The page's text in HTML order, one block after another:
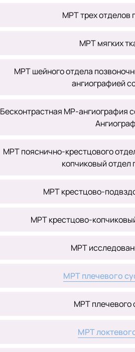
МРТ трех отделов
МРТ мягких
МРТ шейного отдела
ангиографией
Бесконтрастная МР-ангиография
МРТ пояснично-крестцового
копчиковый отдел
МРТ крестцово-
МРТ крестцово-
МРТ
МРТ плечевого
МРТ плечевого
МРТ